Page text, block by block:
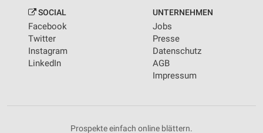
SOCIAL
Facebook
Twitter
Instagram
LinkedIn
UNTERNEHMEN
Jobs
Presse
Datenschutz
AGB
Impressum
Prospekte einfach online blättern.